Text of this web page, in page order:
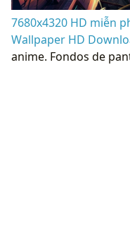
7680x4320 HD miễn
Wallpaper HD
anime. Fondos de